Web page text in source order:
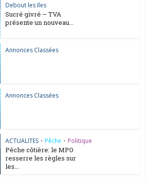
Debout les Iles
Sucré givré – TVA
présente un nouveau...
Annonces Classées
Annonces Classées
ACTUALITES • Pêche • Politique
Pêche côtière: le MPO
resserre les règles sur
les...